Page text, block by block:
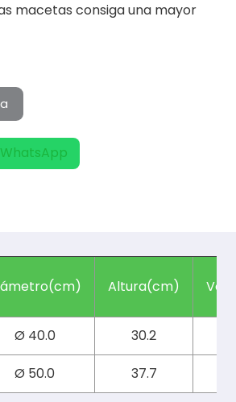
macetas consiga una mayor
Altura(cm)
Ø 40.0 30.2
Ø 50.0 37.7